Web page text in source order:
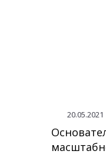
20.05.2021